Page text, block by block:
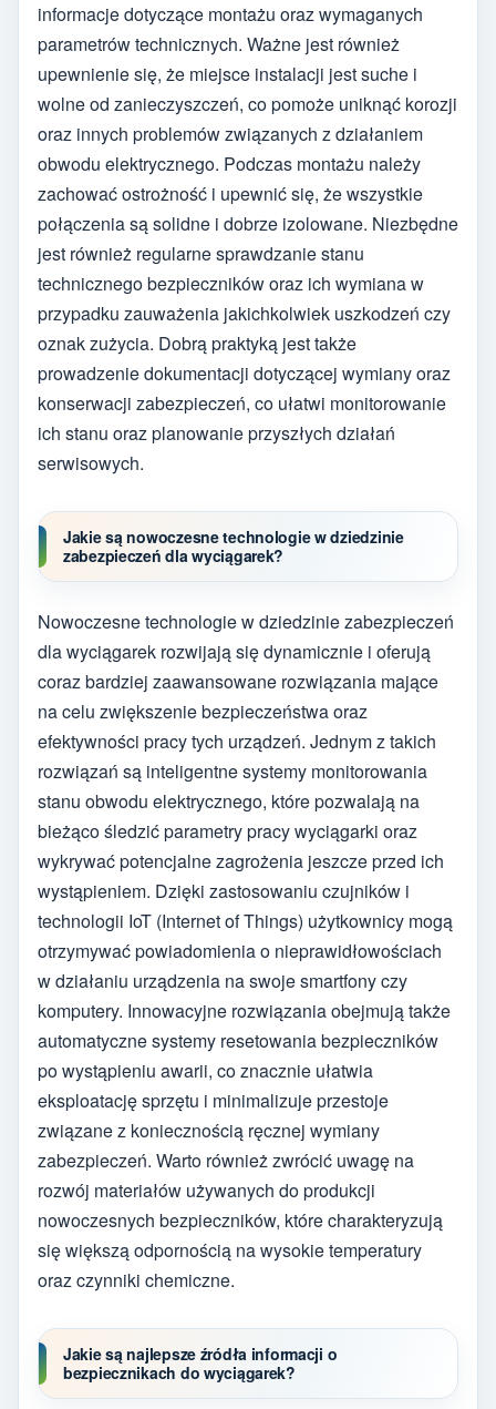
informacje dotyczące montażu oraz wymaganych
parametrów technicznych. Ważne jest również
upewnienie się, że miejsce instalacji jest suche i
wolne od zanieczyszczeń, co pomoże uniknąć korozji
oraz innych problemów związanych z działaniem
obwodu elektrycznego. Podczas montażu należy
zachować ostrożność i upewnić się, że wszystkie
połączenia są solidne i dobrze izolowane. Niezbędne
jest również regularne sprawdzanie stanu
technicznego bezpieczników oraz ich wymiana w
przypadku zauważenia jakichkolwiek uszkodzeń czy
oznak zużycia. Dobrą praktyką jest także
prowadzenie dokumentacji dotyczącej wymiany oraz
konserwacji zabezpieczeń, co ułatwi monitorowanie
ich stanu oraz planowanie przyszłych działań
serwisowych.
Jakie są nowoczesne technologie w dziedzinie
zabezpieczeń dla wyciągarek?
Nowoczesne technologie w dziedzinie zabezpieczeń
dla wyciągarek rozwijają się dynamicznie i oferują
coraz bardziej zaawansowane rozwiązania mające
na celu zwiększenie bezpieczeństwa oraz
efektywności pracy tych urządzeń. Jednym z takich
rozwiązań są inteligentne systemy monitorowania
stanu obwodu elektrycznego, które pozwalają na
bieżąco śledzić parametry pracy wyciągarki oraz
wykrywać potencjalne zagrożenia jeszcze przed ich
wystąpieniem. Dzięki zastosowaniu czujników i
technologii IoT (Internet of Things) użytkownicy mogą
otrzymywać powiadomienia o nieprawidłowościach
w działaniu urządzenia na swoje smartfony czy
komputery. Innowacyjne rozwiązania obejmują także
automatyczne systemy resetowania bezpieczników
po wystąpieniu awarii, co znacznie ułatwia
eksploatację sprzętu i minimalizuje przestoje
związane z koniecznością ręcznej wymiany
zabezpieczeń. Warto również zwrócić uwagę na
rozwój materiałów używanych do produkcji
nowoczesnych bezpieczników, które charakteryzują
się większą odpornością na wysokie temperatury
oraz czynniki chemiczne.
Jakie są najlepsze źródła informacji o
bezpiecznikach do wyciągarek?